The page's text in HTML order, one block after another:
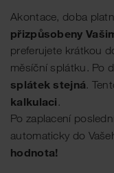
Akontace, doba
přizpůsobeny
preferujete krátkou
měsíční splátku. Po
splátek stejná.
kalkulaci.
Po zaplacení
automaticky do
hodnota!